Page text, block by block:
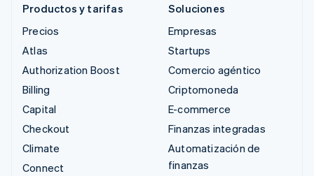
Productos y tarifas
Precios
Atlas
Authorization Boost
Billing
Capital
Checkout
Climate
Connect
Soluciones
Empresas
Startups
Comercio agéntico
Criptomoneda
E-commerce
Finanzas integradas
Automatización de
finanzas